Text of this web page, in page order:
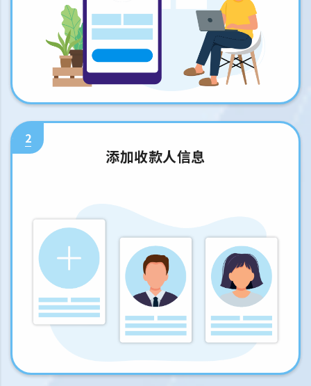
2
添加收款人信息